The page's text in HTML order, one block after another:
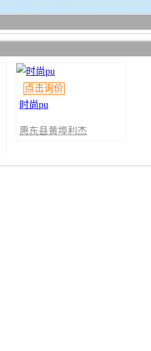
点击询价
时尚pu
惠东县黄埠利杰